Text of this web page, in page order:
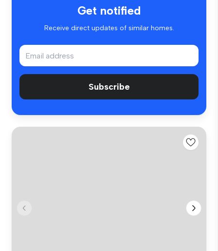
Get notified
Receive direct updates of similar homes.
Subscribe